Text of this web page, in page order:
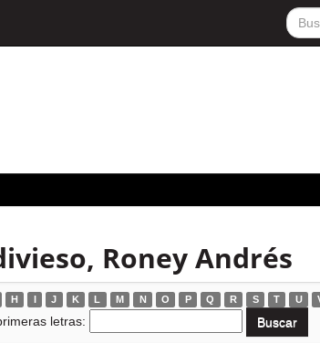
Roney Andrés
H I J K L M N O P Q R S T U
letras: